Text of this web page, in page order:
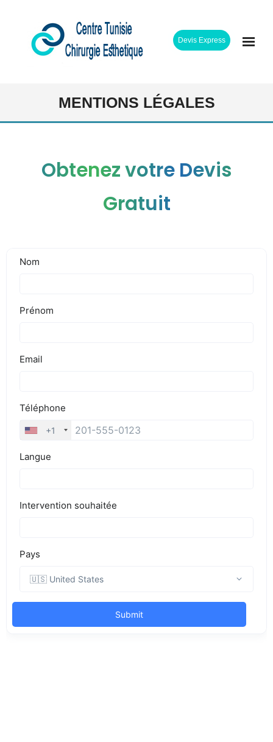
Devis Express
ACCUEIL
DEVIS EXPRESS !
MENTIONS LÉGALES
Obtenez votre Devis
Gratuit